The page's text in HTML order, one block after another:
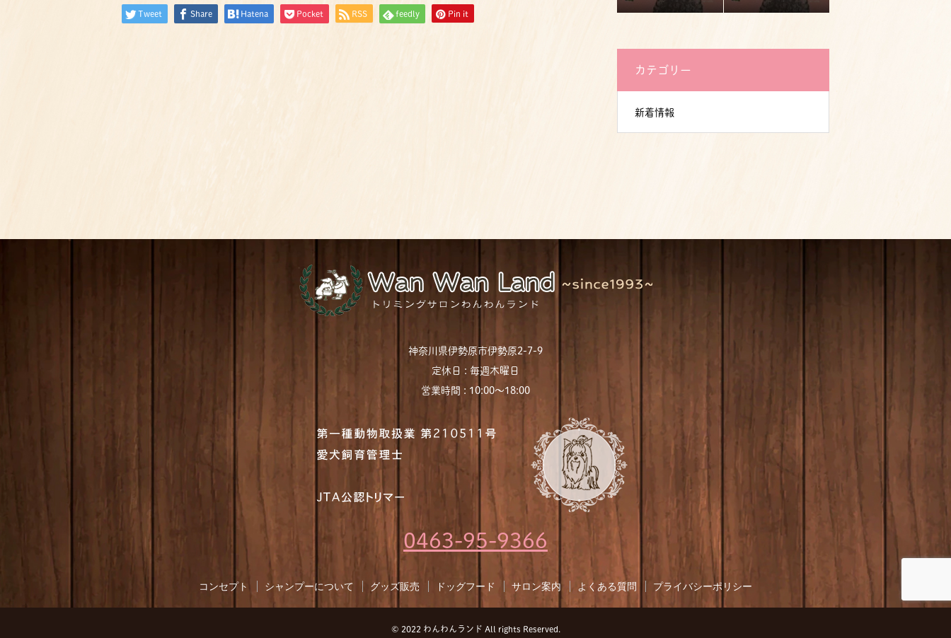
Tweet Share Hatena Pocket RSS feedly Pin it
カテゴリー
新着情報
神奈川県伊勢原市伊勢原2-7-9
定休日 : 毎週木曜日
営業時間 : 10:00〜18:00
0463-95-9366
コンセプト シャンプーについて グッズ販売 ドッグフード サロン案内 よくある質問 プライバシーポリシー
© 2022 わんわんランド All rights Reserved.